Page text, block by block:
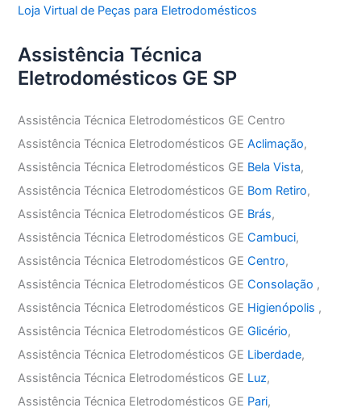
Loja Virtual de Peças para Eletrodomésticos
Assistência Técnica
Eletrodomésticos GE SP
Assistência Técnica Eletrodomésticos GE Centro
Assistência Técnica Eletrodomésticos GEAclimação,
Assistência Técnica Eletrodomésticos GE Bela Vista,
Assistência Técnica Eletrodomésticos GE Bom Retiro,
Assistência Técnica Eletrodomésticos GE Brás,
Assistência Técnica Eletrodomésticos GECambuci,
Assistência Técnica Eletrodomésticos GECentro,
Assistência Técnica Eletrodomésticos GEConsolação ,
Assistência Técnica Eletrodomésticos GE Higienópolis ,
Assistência Técnica Eletrodomésticos GEGlicério,
Assistência Técnica Eletrodomésticos GE Liberdade,
Assistência Técnica Eletrodomésticos GE Luz,
Assistência Técnica Eletrodomésticos GE Pari,